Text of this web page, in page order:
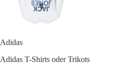
Adidas
Adidas T-Shirts oder Trikots